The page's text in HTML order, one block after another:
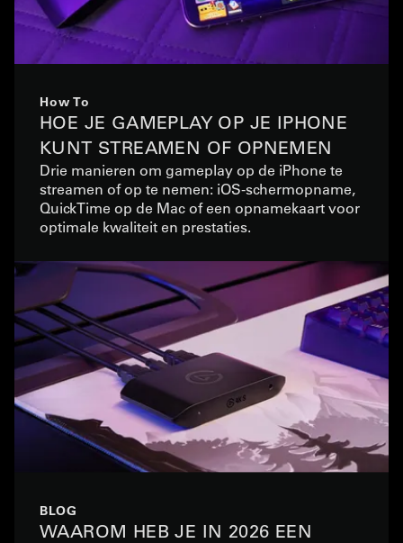
How To
HOE JE GAMEPLAY OP JE IPHONE
KUNT STREAMEN OF OPNEMEN
Drie manieren om gameplay op de iPhone te
streamen of op te nemen: iOS-schermopname,
QuickTime op de Mac of een opnamekaart voor
optimale kwaliteit en prestaties.
BLOG
WAAROM HEB JE IN 2026 EEN